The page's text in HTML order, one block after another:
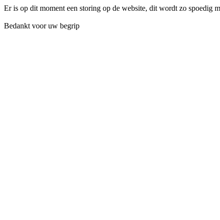
Er is op dit moment een storing op de website, dit wordt zo spoedig
Bedankt voor uw begrip